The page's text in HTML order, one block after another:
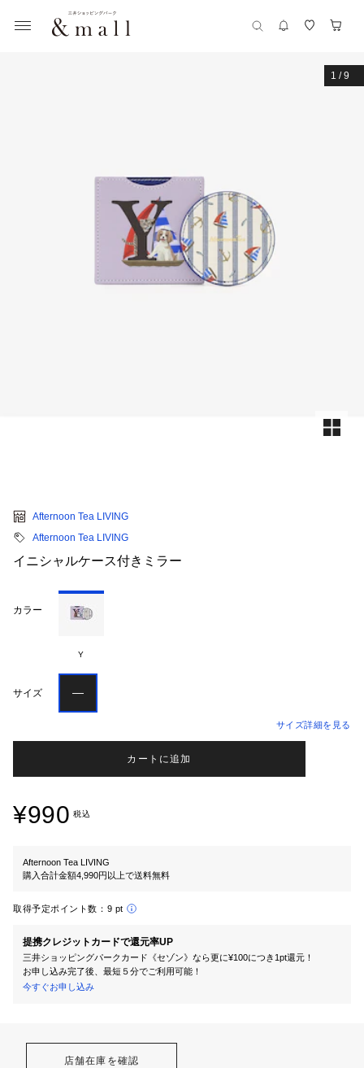
1 /9
Afternoon Tea LIVING
Afternoon Tea LIVING
イニシャルケース付きミラー
カラー
Y
サイズ ―
サイズ詳細を見る
カートに追加
¥990 税込
Afternoon Tea LIVING
購入合計金額4,990円以上で送料無料
取得予定ポイント数： 9 pt
提携クレジットカードで還元率UP
三井ショッピングパークカード《セゾン》なら更に¥100につき1pt還元！
お申し込み完了後、最短５分でご利用可能！
今すぐお申し込み
店舗在庫を確認